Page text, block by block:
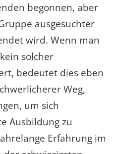
begonnen, aber
ausgesuchter
wird. Wenn man
solcher
bedeutet dies eben
Weg,
um sich
Ausbildung zu
Erfahrung im